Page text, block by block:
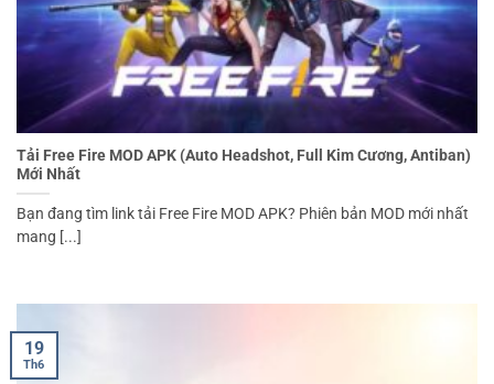
Tải Free Fire MOD APK (Auto Headshot, Full Kim Cương, Antiban)
Mới Nhất
Bạn đang tìm link tải Free Fire MOD APK? Phiên bản MOD mới nhất
mang [...]
19
Th6